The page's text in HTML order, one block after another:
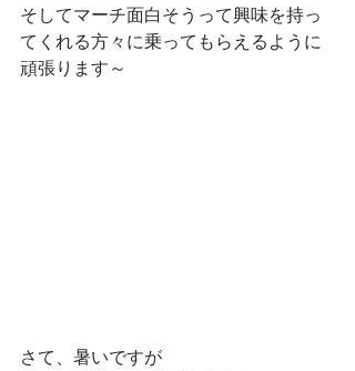
そしてマーチ面白そうって興味を持っ
てくれる方々に乗ってもらえるように
頑張ります～
さて、暑いですが